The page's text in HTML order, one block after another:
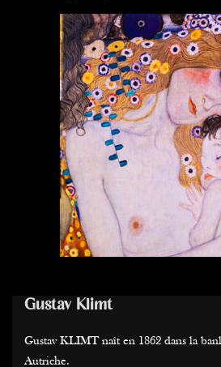
Gustav Klimt
Gustav KLIMT naît en 1862 dans la
Autriche.